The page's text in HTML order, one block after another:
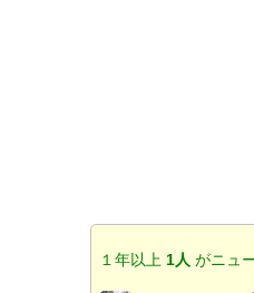
１年以上 1人がニュ